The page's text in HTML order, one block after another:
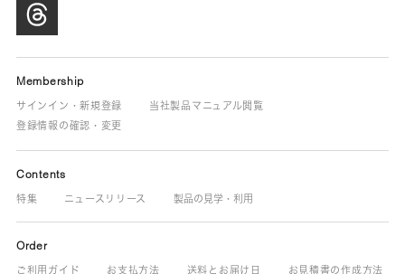
Membership
サインイン・新規登録
当社製品マニュアル閲覧
登録情報の確認・変更
Contents
特集 ニュースリリース 製品の見学・利用
Order
ご利用ガイド お支払方法 送料とお届け日 お見積書の作成方法